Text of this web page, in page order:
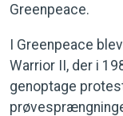
Greenpeace.
I Greenpeace
Warrior II, der i
genoptage